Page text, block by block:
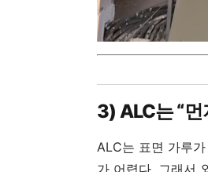
3) ALC는 “
ALC는 표면 가루
가 어렵다. 그래서